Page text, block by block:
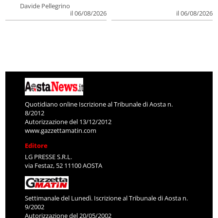
Davide Pellegrino
il 06/08/2026
il 06/08/2026
Quotidiano online Iscrizione al Tribunale di Aosta n.
8/2012
Autorizzazione del 13/12/2012
www.gazzettamatin.com
Editore
LG PRESSE S.R.L.
via Festaz, 52 11100 AOSTA
Settimanale del Lunedì. Iscrizione al Tribunale di Aosta n.
9/2002
Autorizzazione del 20/05/2002